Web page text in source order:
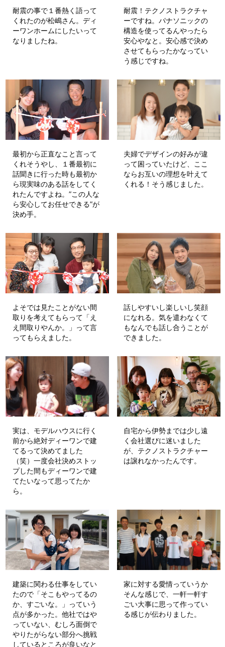
耐震の事で１番熱く語って
くれたのが松嶋さん。ディ
ーワンホームにしたいって
なりましたね。
耐震！テクノストラクチャ
ーですね。パナソニックの
構造を使ってるんやったら
安心やなと。安心感で決め
させてもらったかなってい
う感じですね。
最初から正直なこと言って
くれそうやし、１番最初に
話聞きに行った時も最初か
ら現実味のある話をしてく
れたんですよね。”この人な
ら安心してお任せできる”が
決め手。
夫婦でデザインの好みが違
って困っていたけど、ここ
ならお互いの理想を叶えて
くれる！そう感じました。
よそでは見たことがない間
取りを考えてもらって「え
え間取りやんか。」って言
ってもらえました。
話しやすいし楽しいし笑顔
になれる。気を遣わなくて
もなんでも話し合うことが
できました。
実は、モデルハウスに行く
前から絶対ディーワンで建
てるって決めてました
（笑）一度会社決めストッ
プした間もディーワンで建
てたいなって思ってたか
ら。
自宅から伊勢までは少し遠
く会社選びに迷いました
が、テクノストラクチャー
は譲れなかったんです。
建築に関わる仕事をしてい
たので「そこもやってるの
か、すごいな。」っていう
点が多かった。他社ではや
っていない、むしろ面倒で
やりたがらない部分へ挑戦
しているところが良いなと
家に対する愛情っていうか
そんな感じで、一軒一軒す
ごい大事に思って作ってい
る感じが伝わりました。